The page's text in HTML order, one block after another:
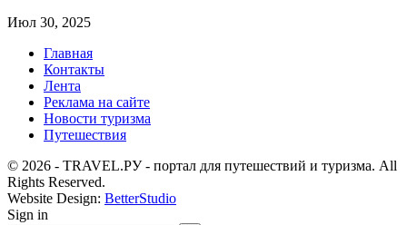
Июл 30, 2025
Главная
Контакты
Лента
Реклама на сайте
Новости туризма
Путешествия
© 2026 - TRAVEL.РУ - портал для путешествий и туризма. All
Rights Reserved.
Website Design: BetterStudio
Sign in